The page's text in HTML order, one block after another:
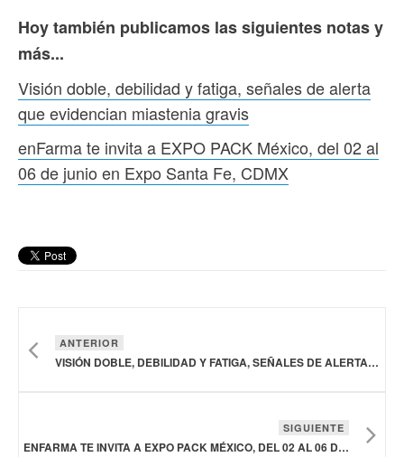
Hoy también publicamos las siguientes notas y
más...
Visión doble, debilidad y fatiga, señales de alerta
que evidencian miastenia gravis
enFarma te invita a EXPO PACK México, del 02 al
06 de junio en Expo Santa Fe, CDMX
ANTERIOR
VISIÓN DOBLE, DEBILIDAD Y FATIGA, SEÑALES DE ALERTA QUE EVIDENCIAN MIASTENIA GRAVIS
SIGUIENTE
ENFARMA TE INVITA A EXPO PACK MÉXICO, DEL 02 AL 06 DE JUNIO EN EXPO SANTA FE, CDMX